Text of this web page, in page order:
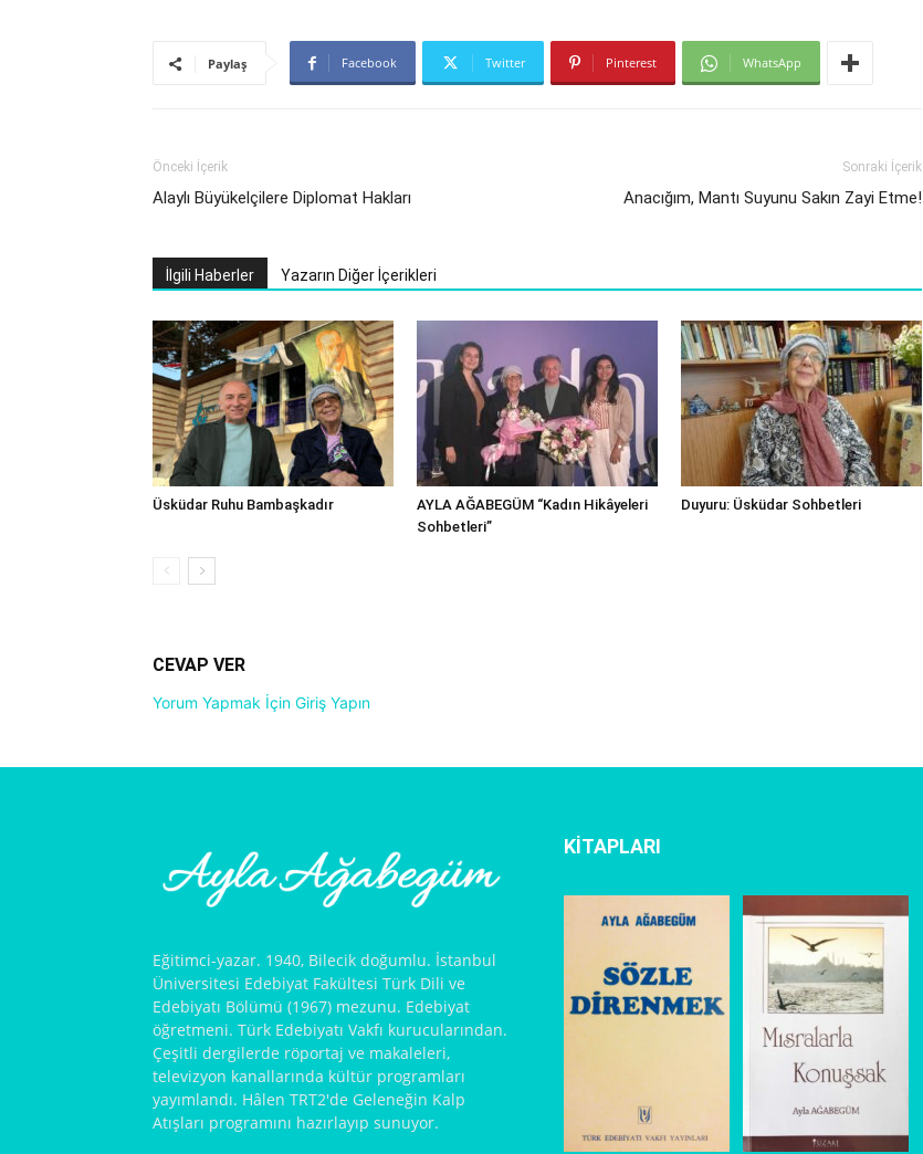
Paylaş Facebook Twitter Pinterest WhatsApp
Önceki İçerik
Alaylı Büyükelçilere Diplomat Hakları
Sonraki İçerik
Anacığım, Mantı Suyunu Sakın Zayi Etme!
İlgili Haberler Yazarın Diğer İçerikleri
Üsküdar Ruhu Bambaşkadır
AYLA AĞABEGÜM “Kadın Hikâyeleri
Sohbetleri”
Duyuru: Üsküdar Sohbetleri
CEVAP VER
Yorum Yapmak İçin Giriş Yapın
Eğitimci-yazar. 1940, Bilecik doğumlu. İstanbul
Üniversitesi Edebiyat Fakültesi Türk Dili ve
Edebiyatı Bölümü (1967) mezunu. Edebiyat
öğretmeni. Türk Edebiyatı Vakfı kurucularından.
Çeşitli dergilerde röportaj ve makaleleri,
televizyon kanallarında kültür programları
yayımlandı. Hâlen TRT2'de Geleneğin Kalp
Atışları programını hazırlayıp sunuyor.
KİTAPLARI